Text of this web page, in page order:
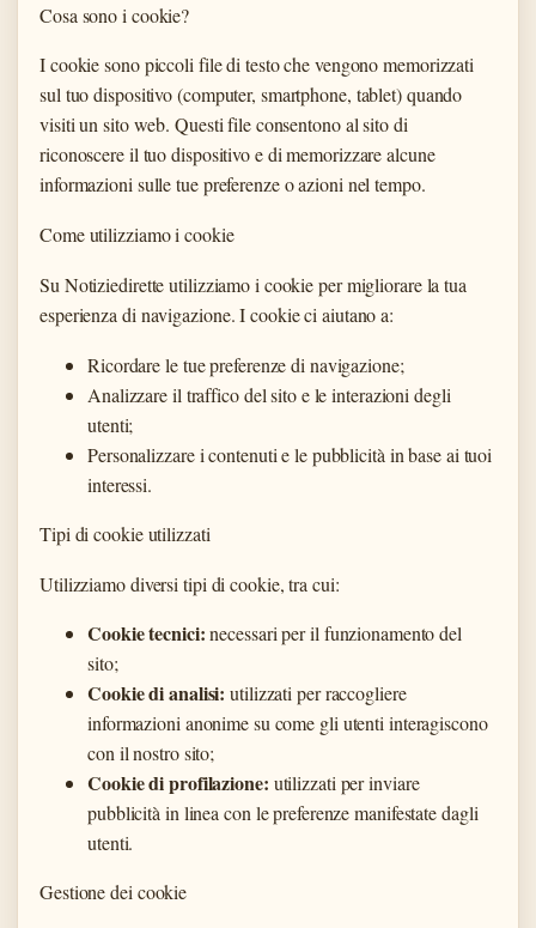
Cosa sono i cookie?
I cookie sono piccoli file di testo che vengono memorizzati
sul tuo dispositivo (computer, smartphone, tablet) quando
visiti un sito web. Questi file consentono al sito di
riconoscere il tuo dispositivo e di memorizzare alcune
informazioni sulle tue preferenze o azioni nel tempo.
Come utilizziamo i cookie
Su Notiziedirette utilizziamo i cookie per migliorare la tua
esperienza di navigazione. I cookie ci aiutano a:
Ricordare le tue preferenze di navigazione;
Analizzare il traffico del sito e le interazioni degli
utenti;
Personalizzare i contenuti e le pubblicità in base ai tuoi
interessi.
Tipi di cookie utilizzati
Utilizziamo diversi tipi di cookie, tra cui:
Cookie tecnici:necessari per il funzionamento del
sito;
Cookie di analisi: utilizzati per raccogliere
informazioni anonime su come gli utenti interagiscono
con il nostro sito;
Cookie di profilazione: utilizzati per inviare
pubblicità in linea con le preferenze manifestate dagli
utenti.
Gestione dei cookie